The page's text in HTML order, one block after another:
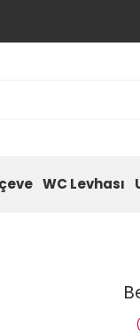
WC Levhası